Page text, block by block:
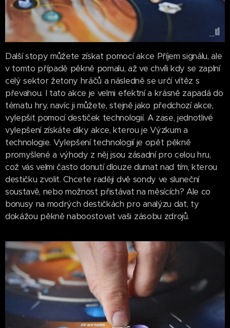
Další stopy můžete získat pomocí akce Příjem signálu, ale
v tomto případě pěkně pomalu, až ve chvíli kdy se zaplní
celý sektor žetony hráčů a následně se určí vítěz s
převahou. I tato akce je velmi efektní a krásně zapadá do
tématu hry, navíc ji můžete, stejně jako předchozí akce,
vylepšit pomocí destiček technologií. A zase, jednotlivé
vylepšení získáte díky akce, kterou je Výzkum a
technologie. Vylepšení technologií je opět pěkně
promyšlené a výhody z něj jsou zásadní pro celou hru,
což vás velmi často donutí dlouze dumat nad tím, kterou
destičku zvolit. Chcete raději dvě sondy ve sluneční
soustavě, nebo možnost přistávat na měsících? Ale co
bonusy na modrých destičkách pro analýzu dat, ty
dokážou pěkně naboostovat vaši zásobu zdrojů.